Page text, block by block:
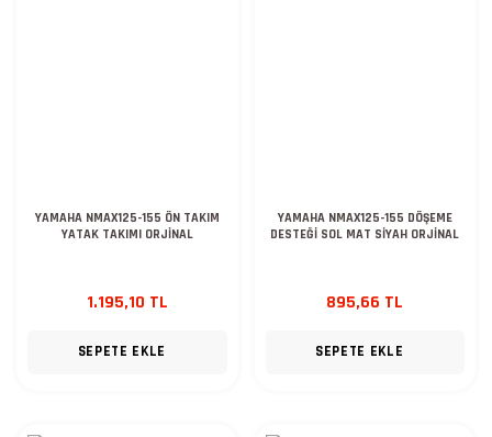
YAMAHA NMAX125-155 ÖN TAKIM
YATAK TAKIMI ORJİNAL
1.195,10 TL
SEPETE EKLE
YAMAHA NMAX125-155 DÖŞEME
DESTEĞİ SOL MAT SİYAH ORJİNAL
895,66 TL
SEPETE EKLE